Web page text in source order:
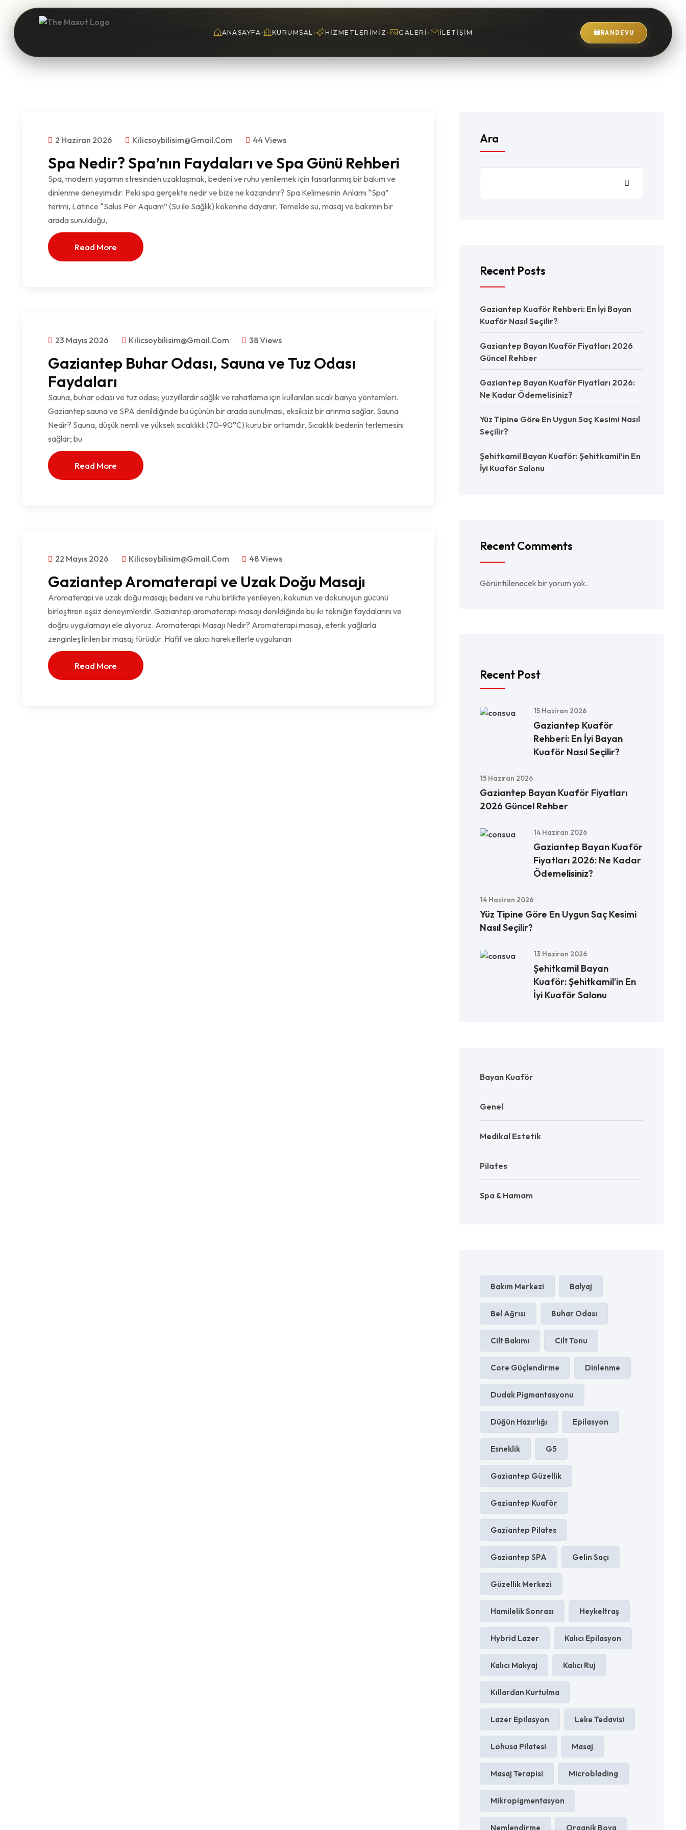
ANASAYFA KURUMSAL HIZMETLERIMIZ GALERI İLETIŞIM RANDEVU
2 Haziran 2026 Kilicsoybilisim@gmail.com 44 Views
Spa Nedir? Spa’nın Faydaları ve Spa Günü Rehberi
Spa, modern yaşamın stresinden uzaklaşmak, bedeni ve ruhu yenilemek için tasarlanmış bir bakım ve
dinlenme deneyimidir. Peki spa gerçekte nedir ve bize ne kazandırır? Spa Kelimesinin Anlamı “Spa”
terimi, Latince “Salus Per Aquam” (Su ile Sağlık) kökenine dayanır. Temelde su, masaj ve bakımın bir
arada sunulduğu,
Read More
23 Mayıs 2026 Kilicsoybilisim@gmail.com 38 Views
Gaziantep Buhar Odası, Sauna ve Tuz Odası
Faydaları
Sauna, buhar odası ve tuz odası; yüzyıllardır sağlık ve rahatlama için kullanılan sıcak banyo yöntemleri.
Gaziantep sauna ve SPA denildiğinde bu üçünün bir arada sunulması, eksiksiz bir arınma sağlar. Sauna
Nedir? Sauna, düşük nemli ve yüksek sıcaklıklı (70-90°C) kuru bir ortamdır. Sıcaklık bedenin terlemesini
sağlar; bu
Read More
22 Mayıs 2026 Kilicsoybilisim@gmail.com 48 Views
Gaziantep Aromaterapi ve Uzak Doğu Masajı
Aromaterapi ve uzak doğu masajı; bedeni ve ruhu birlikte yenileyen, kokunun ve dokunuşun gücünü
birleştiren eşsiz deneyimlerdir. Gaziantep aromaterapi masajı denildiğinde bu iki tekniğin faydalarını ve
doğru uygulamayı ele alıyoruz. Aromaterapi Masajı Nedir? Aromaterapi masajı, eterik yağlarla
zenginleştirilen bir masaj türüdür. Hafif ve akıcı hareketlerle uygulanan
Read More
Ara
Recent Posts
Gaziantep Kuaför Rehberi: En İyi Bayan
Kuaför Nasıl Seçilir?
Gaziantep Bayan Kuaför Fiyatları 2026
Güncel Rehber
Gaziantep Bayan Kuaför Fiyatları 2026:
Ne Kadar Ödemelisiniz?
Yüz Tipine Göre En Uygun Saç Kesimi Nasıl
Seçilir?
Şehitkamil Bayan Kuaför: Şehitkamil’in En
İyi Kuaför Salonu
Recent Comments
Görüntülenecek bir yorum yok.
Recent Post
15 Haziran 2026
Gaziantep Kuaför
Rehberi: En İyi Bayan
Kuaför Nasıl Seçilir?
15 Haziran 2026
Gaziantep Bayan Kuaför Fiyatları
2026 Güncel Rehber
14 Haziran 2026
Gaziantep Bayan Kuaför
Fiyatları 2026: Ne Kadar
Ödemelisiniz?
14 Haziran 2026
Yüz Tipine Göre En Uygun Saç Kesimi
Nasıl Seçilir?
13 Haziran 2026
Şehitkamil Bayan
Kuaför: Şehitkamil’in En
İyi Kuaför Salonu
Bayan Kuaför
Genel
Medikal Estetik
Pilates
Spa & Hamam
Bakım Merkezi Balyaj
Bel Ağrısı Buhar Odası
Cilt Bakımı Cilt Tonu
Core Güçlendirme Dinlenme
Dudak Pigmantasyonu
Düğün Hazırlığı Epilasyon
Esneklik G5
Gaziantep Güzellik
Gaziantep Kuaför
Gaziantep Pilates
Gaziantep SPA Gelin Saçı
Güzellik Merkezi
Hamilelik Sonrası Heykeltraş
Hybrid Lazer Kalıcı Epilasyon
Kalıcı Makyaj Kalıcı Ruj
Kıllardan Kurtulma
Lazer Epilasyon Leke Tedavisi
Lohusa Pilatesi Masaj
Masaj Terapisi Microblading
Mikropigmentasyon
Nemlendirme Organik Boya